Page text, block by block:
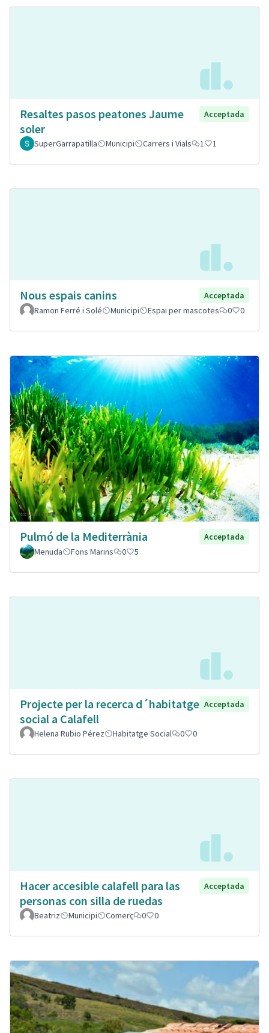
Resaltes pasos peatones Jaume
soler
Acceptada
SuperGarrapatilla Municipi Carrers i Vials 1 1
Nous espais canins
Acceptada
Ramon Ferré i Solé
Municipi Espai per mascotes 0 0
Pulmó de la Mediterrània
Acceptada
Menuda
Fons Marins 0 5
Projecte per la recerca d´habitatge
social a Calafell
Acceptada
Helena Rubio Pérez Habitatge Social 0 0
Hacer accesible calafell para las
personas con silla de ruedas
Acceptada
Beatriz Municipi Comerç 0 0